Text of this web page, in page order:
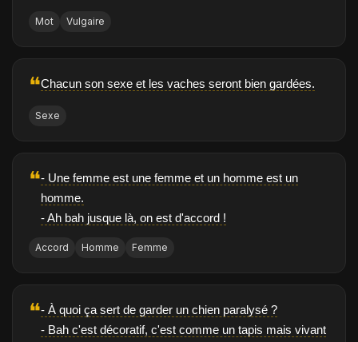
Mot Vulgaire
❝Chacun son sexe et les vaches seront bien gardées.
Sexe
❝- Une femme est une femme et un homme est un
homme.
- Ah bah jusque là, on est d'accord !
Accord Homme Femme
❝- À quoi ça sert de garder un chien paralysé ?
- Bah c'est décoratif, c'est comme un tapis mais vivant